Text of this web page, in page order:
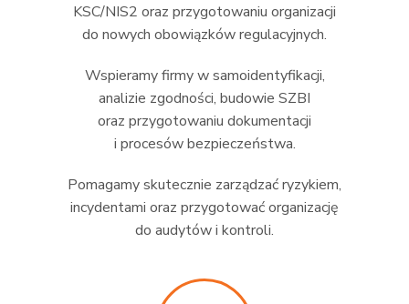
KSC/NIS2 oraz przygotowaniu organizacji
do nowych obowiązków regulacyjnych.
Wspieramy firmy w samoidentyfikacji,
analizie zgodności, budowie SZBI
oraz przygotowaniu dokumentacji
i procesów bezpieczeństwa.
Pomagamy skutecznie zarządzać ryzykiem,
incydentami oraz przygotować organizację
do audytów i kontroli.